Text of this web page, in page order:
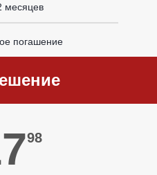
месяцев
погашение
98